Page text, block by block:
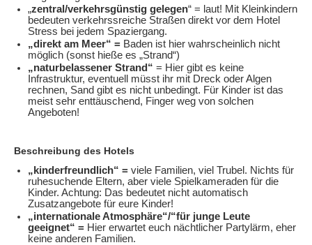
„zentral/verkehrsgünstig gelegen“ = laut! Mit Kleinkindern
bedeuten verkehrssreiche Straßen direkt vor dem Hotel
Stress bei jedem Spaziergang.
„direkt am Meer“ = Baden ist hier wahrscheinlich nicht
möglich (sonst hieße es „Strand“)
„naturbelassener Strand“ = Hier gibt es keine
Infrastruktur, eventuell müsst ihr mit Dreck oder Algen
rechnen, Sand gibt es nicht unbedingt. Für Kinder ist das
meist sehr enttäuschend, Finger weg von solchen
Angeboten!
Beschreibung des Hotels
„kinderfreundlich“ = viele Familien, viel Trubel. Nichts für
ruhesuchende Eltern, aber viele Spielkameraden für die
Kinder. Achtung: Das bedeutet nicht automatisch
Zusatzangebote für eure Kinder!
„internationale Atmosphäre“/“für junge Leute
geeignet“ = Hier erwartet euch nächtlicher Partylärm, eher
keine anderen Familien.